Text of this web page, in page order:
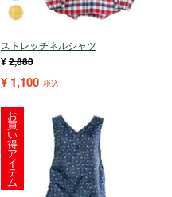
ストレッチネルシャツ
¥2,880
¥ 1,100 税込
お
買
い
得
ア
イ
テ
ム